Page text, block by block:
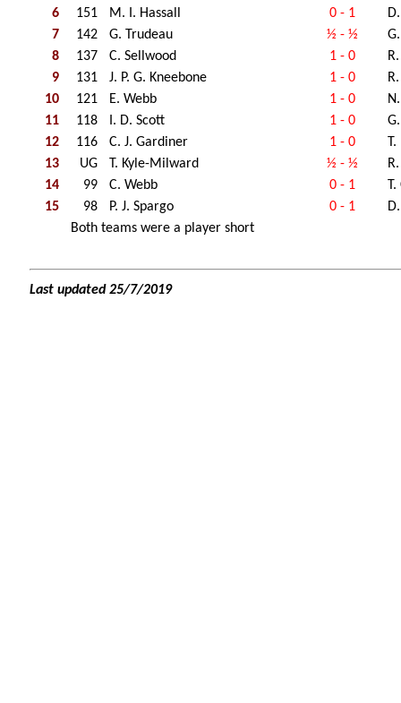
6
151 M. I. Hassall 0 - 1
7
142 G. Trudeau ½ - ½
8
137 C. Sellwood 1 - 0
9
131 J. P. G. Kneebone 1 - 0
10
121 E. Webb 1 - 0
11
118 I. D. Scott 1 - 0
12
116 C. J. Gardiner 1 - 0
T.
13
UG T. Kyle-Milward ½ - ½
14
99 C. Webb 0 - 1
T.
15
98 P. J. Spargo 0 - 1
Both teams were a player short
Last updated 25/7/2019